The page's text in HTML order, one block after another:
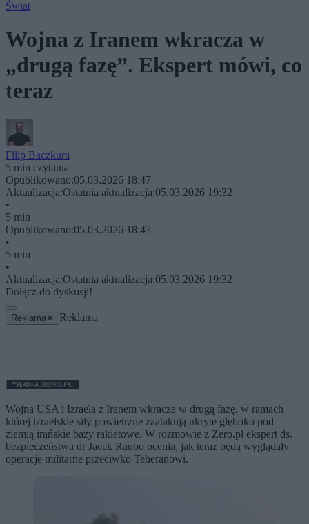
Świat
Wojna z Iranem wkracza w
„drugą fazę”. Ekspert mówi, co
teraz
Filip Baczkura
5 min czytania
Opublikowano:05.03.2026 18:47
Aktualizacja:Ostatnia aktualizacja:05.03.2026 19:32
•
5 min
Opublikowano:05.03.2026 18:47
•
5 min
•
Aktualizacja:Ostatnia aktualizacja:05.03.2026 19:32
Dołącz do dyskusji!
Reklama ✕ Reklama
Wojna USA i Izraela z Iranem wkracza w drugą fazę, w ramach
której izraelskie siły powietrzne zaatakują ukryte głęboko pod
ziemią irańskie bazy rakietowe. W rozmowie z Zero.pl ekspert ds.
bezpieczeństwa dr Jacek Raubo ocenia, jak teraz będą wyglądały
operacje militarne przeciwko Teheranowi.